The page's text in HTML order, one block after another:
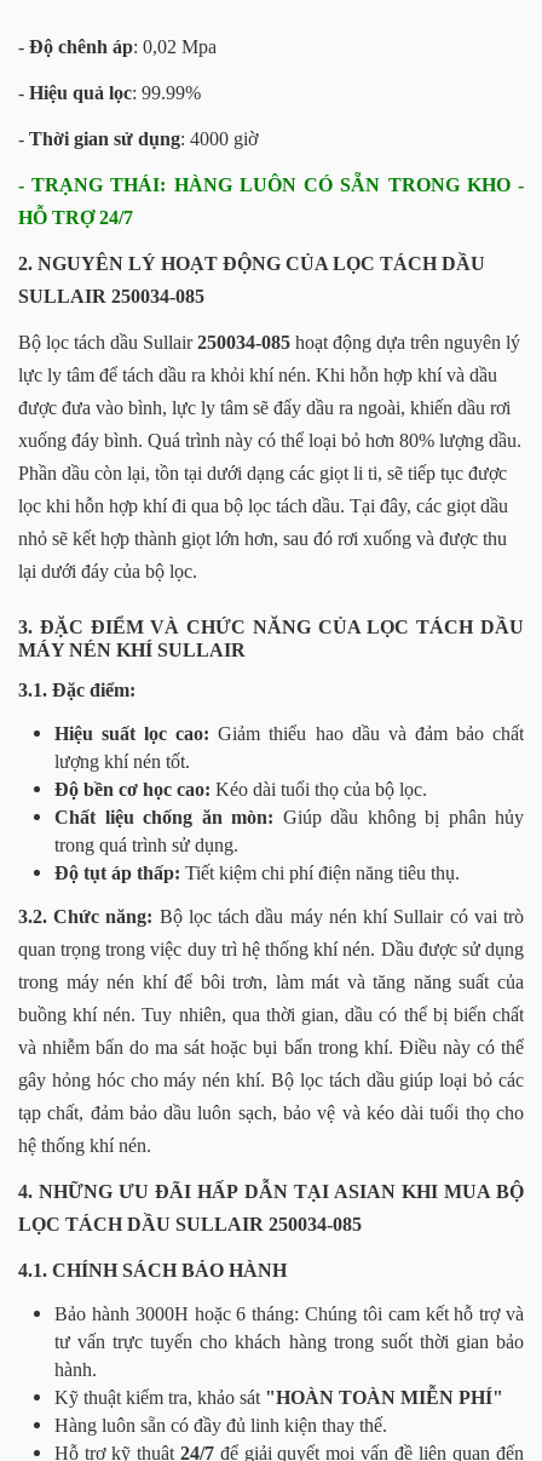
- Độ chênh áp: 0,02 Mpa
- Hiệu quả lọc: 99.99%
- Thời gian sử dụng: 4000 giờ
- TRẠNG THÁI: HÀNG LUÔN CÓ SẴN TRONG KHO -
HỖ TRỢ 24/7
2. NGUYÊN LÝ HOẠT ĐỘNG CỦA LỌC TÁCH DẦU
SULLAIR 250034-085
Bộ lọc tách dầu Sullair250034-085 hoạt động dựa trên nguyên lý
lực ly tâm để tách dầu ra khỏi khí nén. Khi hỗn hợp khí và dầu
được đưa vào bình, lực ly tâm sẽ đẩy dầu ra ngoài, khiến dầu rơi
xuống đáy bình. Quá trình này có thể loại bỏ hơn 80% lượng dầu.
Phần dầu còn lại, tồn tại dưới dạng các giọt li ti, sẽ tiếp tục được
lọc khi hỗn hợp khí đi qua bộ lọc tách dầu. Tại đây, các giọt dầu
nhỏ sẽ kết hợp thành giọt lớn hơn, sau đó rơi xuống và được thu
lại dưới đáy của bộ lọc.
3. ĐẶC ĐIỂM VÀ CHỨC NĂNG CỦA LỌC TÁCH DẦU
MÁY NÉN KHÍ SULLAIR
3.1. Đặc điểm:
Hiệu suất lọc cao: Giảm thiểu hao dầu và đảm bảo chất
lượng khí nén tốt.
Độ bền cơ học cao: Kéo dài tuổi thọ của bộ lọc.
Chất liệu chống ăn mòn: Giúp dầu không bị phân hủy
trong quá trình sử dụng.
Độ tụt áp thấp: Tiết kiệm chi phí điện năng tiêu thụ.
3.2. Chức năng: Bộ lọc tách dầu máy nén khí Sullair có vai trò
quan trọng trong việc duy trì hệ thống khí nén. Dầu được sử dụng
trong máy nén khí để bôi trơn, làm mát và tăng năng suất của
buồng khí nén. Tuy nhiên, qua thời gian, dầu có thể bị biến chất
và nhiễm bẩn do ma sát hoặc bụi bẩn trong khí. Điều này có thể
gây hỏng hóc cho máy nén khí. Bộ lọc tách dầu giúp loại bỏ các
tạp chất, đảm bảo dầu luôn sạch, bảo vệ và kéo dài tuổi thọ cho
hệ thống khí nén.
4. NHỮNG ƯU ĐÃI HẤP DẪN TẠI ASIAN KHI MUA BỘ
LỌC TÁCH DẦU SULLAIR 250034-085
4.1. CHÍNH SÁCH BẢO HÀNH
Bảo hành 3000H hoặc 6 tháng: Chúng tôi cam kết hỗ trợ và
tư vấn trực tuyến cho khách hàng trong suốt thời gian bảo
hành.
Kỹ thuật kiểm tra, khảo sát "HOÀN TOÀN MIỄN PHÍ"
Hàng luôn sẵn có đầy đủ linh kiện thay thế.
Hỗ trợ kỹ thuật 24/7 để giải quyết mọi vấn đề liên quan đến